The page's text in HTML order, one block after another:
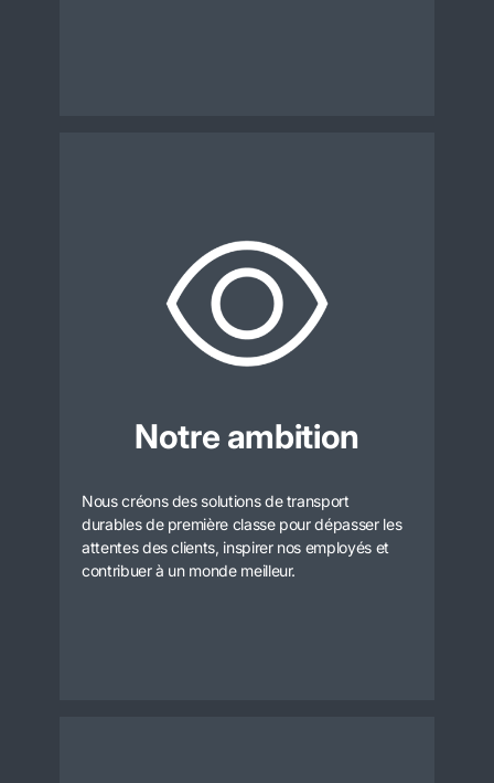
Notre ambition
Nous créons des solutions de transport
durables de première classe pour dépasser les
attentes des clients, inspirer nos employés et
contribuer à un monde meilleur.